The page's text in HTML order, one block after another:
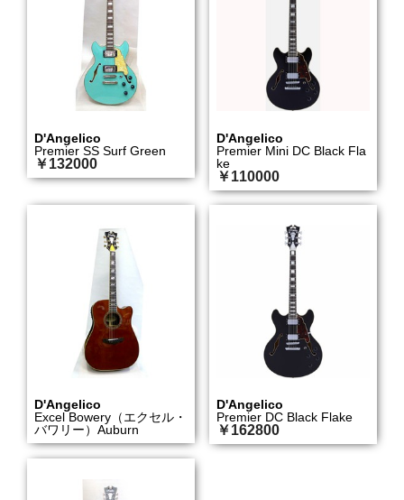
D'Angelico
Premier SS Surf Green
￥132000
D'Angelico
Premier Mini DC Black Fla
ke
￥110000
D'Angelico
Excel Bowery（エクセル・
バワリー）Auburn
D'Angelico
Premier DC Black Flake
￥162800